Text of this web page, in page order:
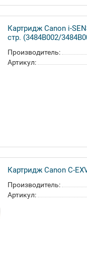
Картридж Canon i-
стр. (3484B002/
Производитель:
Артикул:
Картридж Canon C-
Производитель:
Артикул: